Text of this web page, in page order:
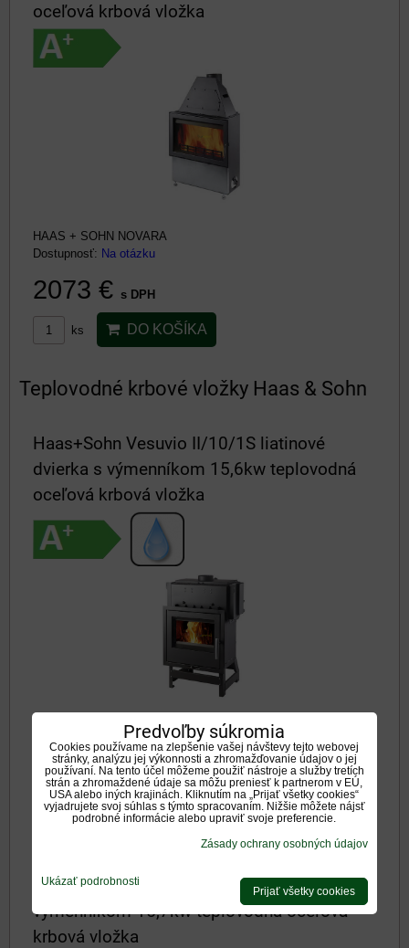
oceľová krbová vložka
HAAS + SOHN NOVARA
Dostupnosť: Na otázku
2073 € s DPH
ks DO KOŠÍKA
Teplovodné krbové vložky Haas & Sohn
Haas+Sohn Vesuvio II/10/1S liatinové
dvierka s výmenníkom 15,6kw teplovodná
oceľová krbová vložka
HAAS + SOHN VESUVIO II/10/1S
Dostupnosť:Na otázku
2724 €s DPH
Haas+Sohn Vesuvio II/12/2S potlač skla s
výmenníkom 15,7kw teplovodná oceľová
krbová vložka
Predvoľby súkromia
Cookies používame na zlepšenie vašej návštevy tejto webovej
stránky, analýzu jej výkonnosti a zhromažďovanie údajov o jej
používaní. Na tento účel môžeme použiť nástroje a služby tretích
strán a zhromaždené údaje sa môžu preniesť k partnerom v EÚ,
USA alebo iných krajinách. Kliknutím na „Prijať všetky cookies“
vyjadrujete svoj súhlas s týmto spracovaním. Nižšie môžete nájsť
podrobné informácie alebo upraviť svoje preferencie.
Zásady ochrany osobných údajov
Ukázať podrobnosti
Prijať všetky cookies